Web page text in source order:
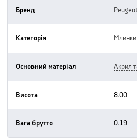
Бренд
Категорія
Основний матеріал акрил
Висота 8.00
Вага брутто 0.19